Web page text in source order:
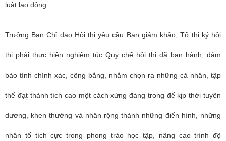
luật lao động.
Trưởng Ban Chỉ đao Hội thi yêu cầu Ban giám khảo, Tổ thi ký hội
thi phải thực hiện nghiêm túc Quy chế hội thi đã ban hành, đảm
bảo tính chính xác, công bằng, nhằm chọn ra những cá nhân, tập
thể đạt thành tích cao một cách xứng đáng trong để kịp thời tuyên
dương, khen thưởng và nhân rộng thành những điển hình, những
nhân tố tích cực trong phong trào học tập, nâng cao trình độ